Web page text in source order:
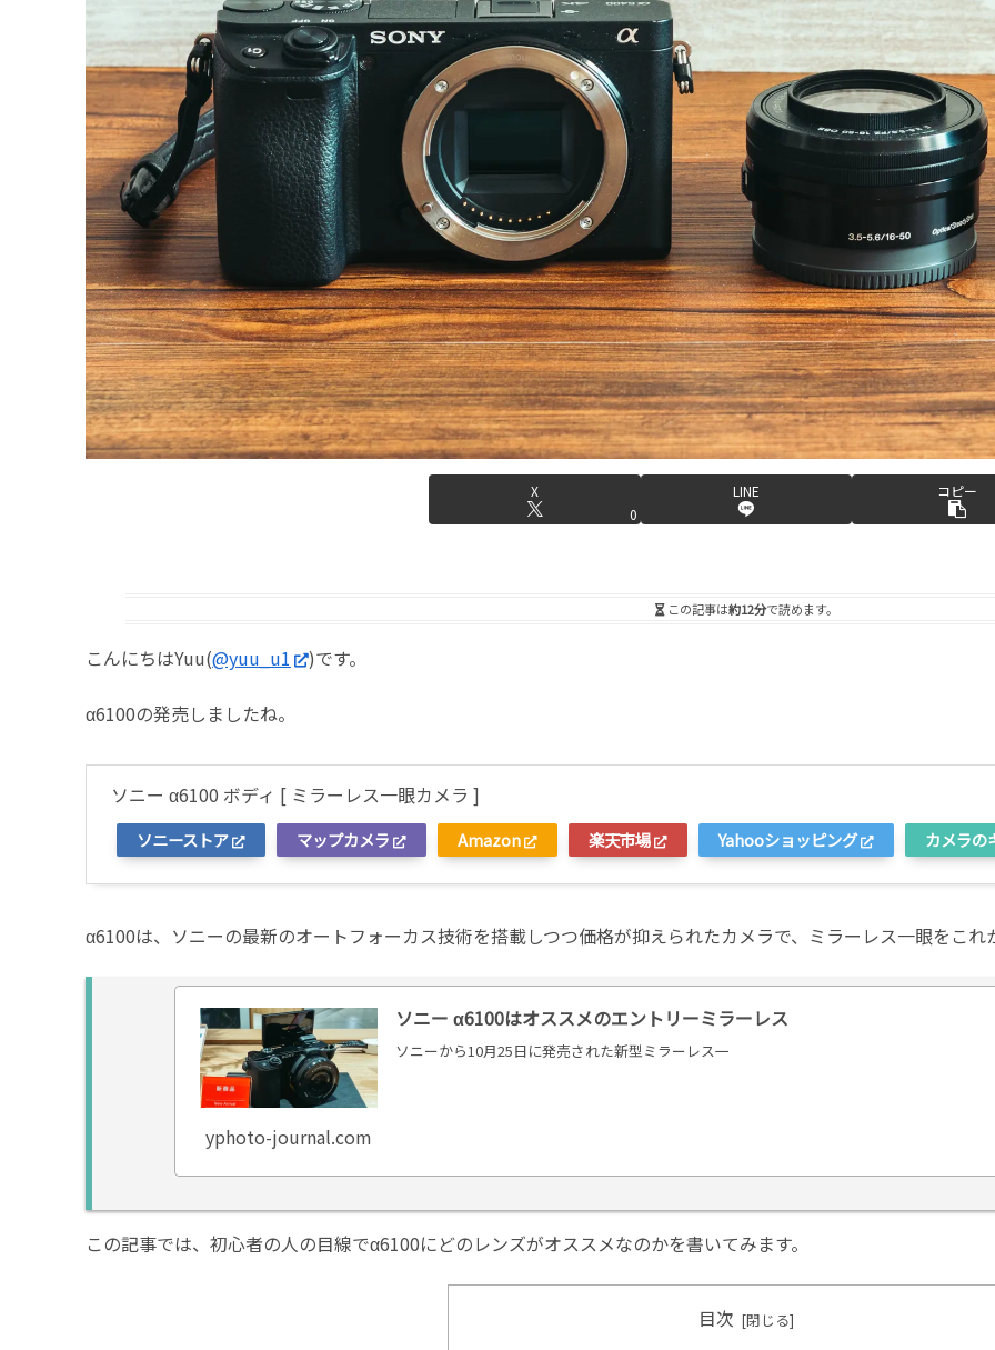
X
0
LINE コピー
この記事は約12分で読めます。
こんにちはYuu(@yuu_u1 )です。
α6100の発売しましたね。
ソニー α6100 ボディ [ ミラーレス一眼カメラ ]
ソニーストア マップカメラ Amazon 楽天市場 Yahooショッピング カメラの
α6100は、ソニーの最新のオートフォーカス技術を搭載しつつ価格が抑えられたカメラで、ミラーレス一眼をこ
ソニー α6100はオススメのエントリーミラーレス
ソニーから10月25日に発売された新型ミラーレス一
yphoto-journal.com
この記事では、初心者の人の目線でα6100にどのレンズがオススメなのかを書いてみます。
目次